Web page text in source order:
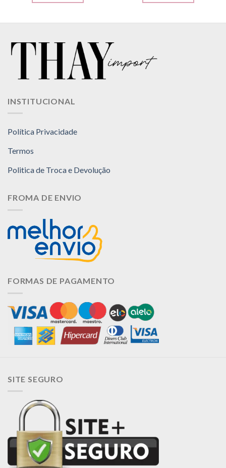
variantes.
opções
podem
escolhidas
do
INSTITUCIONAL
Política Privacidade
Termos
Politica de Troca e Devolução
FROMA DE ENVIO
FORMAS DE PAGAMENTO
SITE SEGURO